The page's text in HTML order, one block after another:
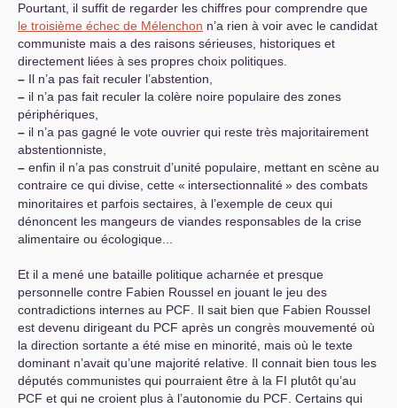
Pourtant, il suffit de regarder les chiffres pour comprendre que
le troisième échec de Mélenchon n’a rien à voir avec le candidat
communiste mais a des raisons sérieuses, historiques et
directement liées à ses propres choix politiques.
– Il n’a pas fait reculer l’abstention,
– il n’a pas fait reculer la colère noire populaire des zones
périphériques,
– il n’a pas gagné le vote ouvrier qui reste très majoritairement
abstentionniste,
– enfin il n’a pas construit d’unité populaire, mettant en scène au
contraire ce qui divise, cette « intersectionnalité» des combats
minoritaires et parfois sectaires, à l’exemple de ceux qui
dénoncent les mangeurs de viandes responsables de la crise
alimentaire ou écologique...
Et il a mené une bataille politique acharnée et presque
personnelle contre Fabien Roussel en jouant le jeu des
contradictions internes au PCF . Il sait bien que Fabien Roussel
est devenu dirigeant du PCF après un congrès mouvementé où
la direction sortante a été mise en minorité, mais où le texte
dominant n’avait qu’une majorité relative. Il connait bien tous les
députés communistes qui pourraient être à la FI plutôt qu’au
PCF et qui ne croient plus à l’autonomie du PCF . Certains qui